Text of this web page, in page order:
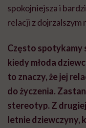
spokojniejsza i
relacji z dojrzalszym
Często spotykamy
kiedy młoda
to znaczy, że jej
do życzenia.
stereotyp. Z
letnie dziewczyny,